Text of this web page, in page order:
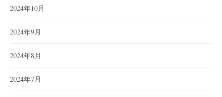
2024年10月
2024年9月
2024年8月
2024年7月